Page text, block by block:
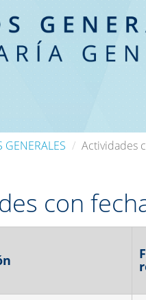
GENERALES Actividades
con